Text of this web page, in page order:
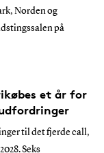
Norden og
på
et år for
til det fjerde call,
Seks